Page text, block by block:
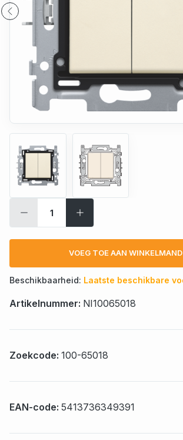
VOEG TOE AAN WINKELMAND
Beschikbaarheid: Laatste beschikbare
Artikelnummer: NI10065018
Zoekcode: 100-65018
EAN-code: 5413736349391